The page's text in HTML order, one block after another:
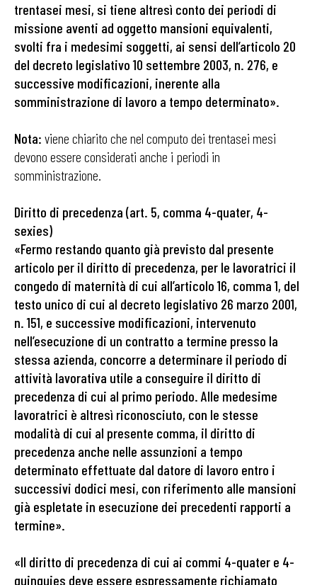
trentasei mesi, si tiene altresì conto dei periodi di
missione aventi ad oggetto mansioni equivalenti,
svolti fra i medesimi soggetti, ai sensi dell’articolo 20
del decreto legislativo 10 settembre 2003, n. 276, e
successive modificazioni, inerente alla
somministrazione di lavoro a tempo determinato».
Nota: viene chiarito che nel computo dei trentasei mesi
devono essere considerati anche i periodi in
somministrazione.
Diritto di precedenza (art. 5, comma 4-quater, 4-
sexies)
«Fermo restando quanto già previsto dal presente
articolo per il diritto di precedenza, per le lavoratrici il
congedo di maternità di cui all’articolo 16, comma 1, del
testo unico di cui al decreto legislativo 26 marzo 2001,
n. 151, e successive modificazioni, intervenuto
nell’esecuzione di un contratto a termine presso la
stessa azienda, concorre a determinare il periodo di
attività lavorativa utile a conseguire il diritto di
precedenza di cui al primo periodo. Alle medesime
lavoratrici è altresì riconosciuto, con le stesse
modalità di cui al presente comma, il diritto di
precedenza anche nelle assunzioni a tempo
determinato effettuate dal datore di lavoro entro i
successivi dodici mesi, con riferimento alle mansioni
già espletate in esecuzione dei precedenti rapporti a
termine».
«Il diritto di precedenza di cui ai commi 4-quater e 4-
quinquies deve essere espressamente richiamato